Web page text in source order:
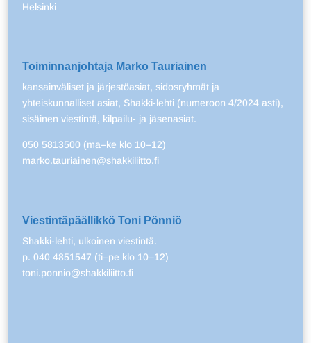
Helsinki
Toiminnanjohtaja Marko Tauriainen
kansainväliset ja järjestöasiat, sidosryhmät ja
yhteiskunnalliset asiat, Shakki-lehti (numeroon 4/2024 asti),
sisäinen viestintä, kilpailu- ja jäsenasiat.
050 5813500 (ma–ke klo 10–12)
marko.tauriainen@shakkiliitto.fi
Viestintäpäällikkö Toni Pönniö
Shakki-lehti, ulkoinen viestintä.
p. 040 4851547 (ti–pe klo 10–12)
toni.ponnio@shakkiliitto.fi